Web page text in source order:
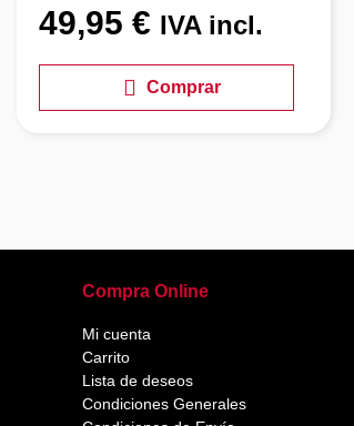
49,95 € IVA incl.
Comprar
Compra Online
Mi cuenta
Carrito
Lista de deseos
Condiciones Generales